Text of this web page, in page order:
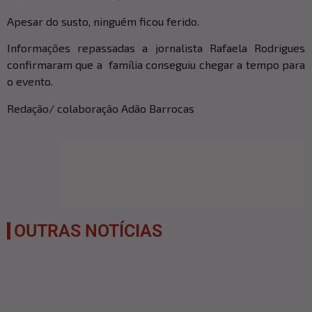
Apesar do susto, ninguém ficou ferido.
Informações repassadas a jornalista Rafaela Rodrigues
confirmaram que a família conseguiu chegar a tempo para
o evento.
Redação/ colaboração Adão Barrocas
OUTRAS NOTÍCIAS